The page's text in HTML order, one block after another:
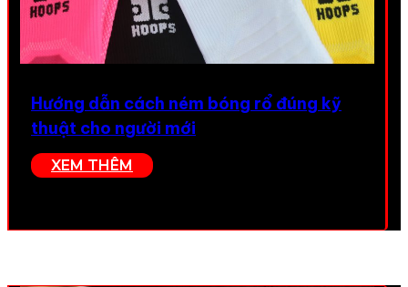
Hướng dẫn cách ném bóng rổ đúng kỹ
thuật cho người mới
XEM THÊM